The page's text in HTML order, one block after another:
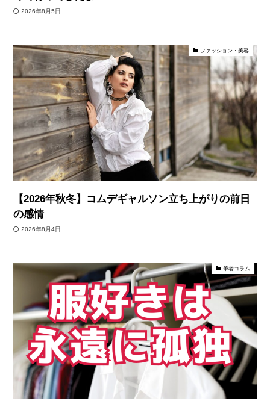
2026年8月5日
ファッション・美容
【2026年秋冬】コムデギャルソン立ち上がりの前日
の感情
2026年8月4日
筆者コラム